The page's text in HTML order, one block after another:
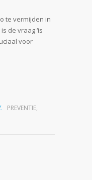
te vermijden in
de vraag ‘is
voor
PREVENTIE,